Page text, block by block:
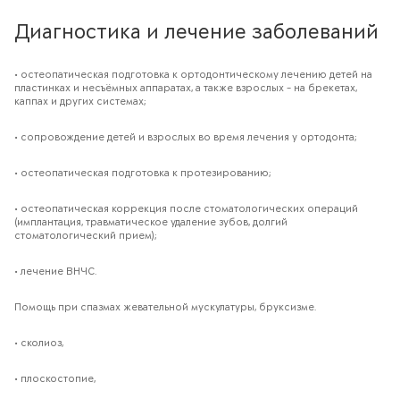
Диагностика и лечение заболеваний
• остеопатическая подготовка к ортодонтическому лечению детей на
пластинках и несъёмных аппаратах, а также взрослых - на брекетах,
каппах и других системах;
• сопровождение детей и взрослых во время лечения у ортодонта;
• остеопатическая подготовка к протезированию;
• остеопатическая коррекция после стоматологических операций
(имплантация, травматическое удаление зубов, долгий
стоматологический прием);
• лечение ВНЧС.
Помощь при спазмах жевательной мускулатуры, бруксизме.
• сколиоз,
• плоскостопие,